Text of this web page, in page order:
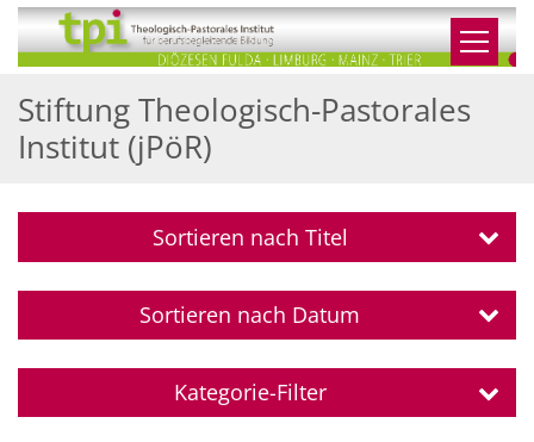
Zum Inhalt springen
Stiftung Theologisch-Pastorales
Institut (jPöR)
Sortieren nach Titel
Sortieren nach Datum
Kategorie-Filter